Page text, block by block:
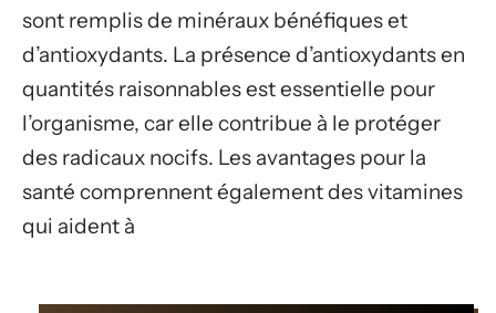
sont remplis de minéraux bénéfiques et
d’antioxydants. La présence d’antioxydants en
quantités raisonnables est essentielle pour
l’organisme, car elle contribue à le protéger
des radicaux nocifs. Les avantages pour la
santé comprennent également des vitamines
qui aident à